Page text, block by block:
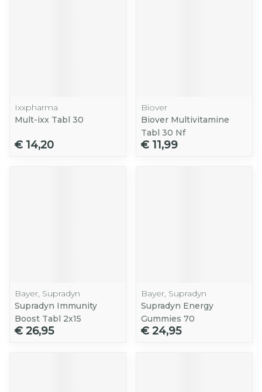
Ixxpharma
Mult-ixx Tabl 30
€ 14,20
Biover
Biover Multivitamine
Tabl 30 Nf
€ 11,99
Bayer, Supradyn
Supradyn Immunity
Boost Tabl 2x15
€ 26,95
Bayer, Supradyn
Supradyn Energy
Gummies 70
€ 24,95